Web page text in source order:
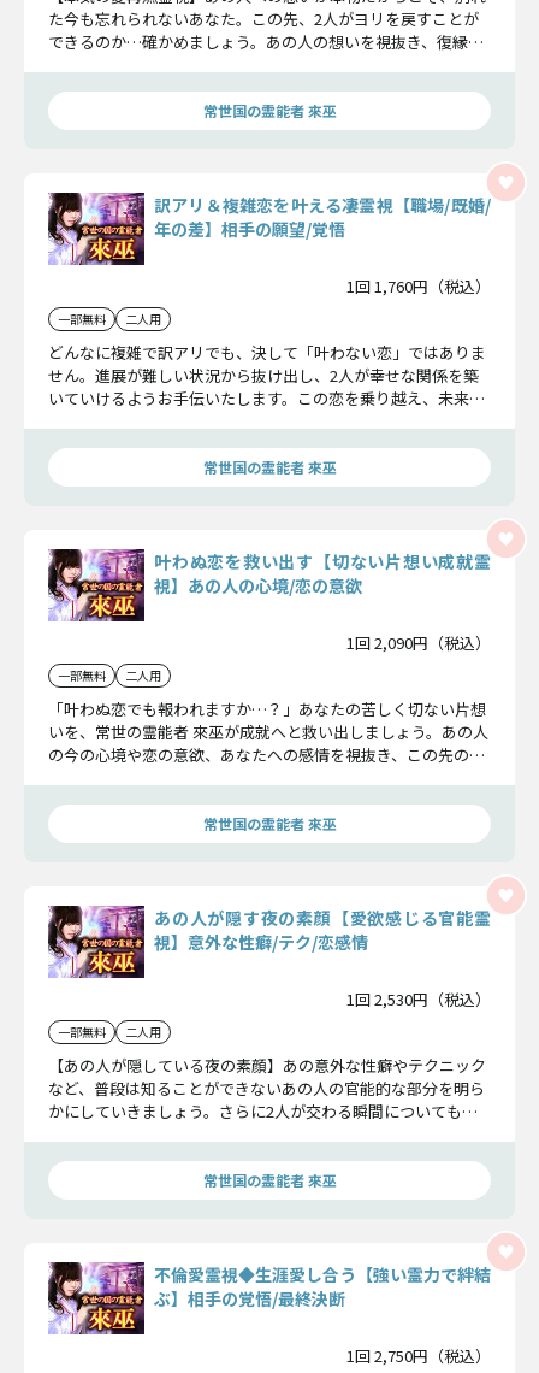
た今も忘れられないあなた。この先、2人がヨリを戻すことが
できるのか…確かめましょう。あの人の想いを視抜き、復縁で
常世国の霊能者 來巫
訳アリ＆複雑恋を叶える凄霊視【職場/既婚/
年の差】相手の願望/覚悟
1回 1,760円（税込）
一部無料 二人用
どんなに複雑で訳アリでも、決して「叶わない恋」ではありま
せん。進展が難しい状況から抜け出し、2人が幸せな関係を築
いていけるようお手伝いたします。この恋を乗り越え、未来を
常世国の霊能者 來巫
叶わぬ恋を救い出す【切ない片想い成就霊
視】あの人の心境/恋の意欲
1回 2,090円（税込）
一部無料 二人用
「叶わぬ恋でも報われますか…？」あなたの苦しく切ない片想
いを、常世の霊能者 來巫が成就へと救い出しましょう。あの人
の今の心境や恋の意欲、あなたへの感情を視抜き、この先の結
常世国の霊能者 來巫
あの人が隠す夜の素顔【愛欲感じる官能霊
視】意外な性癖/テク/恋感情
1回 2,530円（税込）
一部無料 二人用
【あの人が隠している夜の素顔】あの意外な性癖やテクニック
など、普段は知ることができないあの人の官能的な部分を明ら
かにしていきましょう。さらに2人が交わる瞬間についても赤
常世国の霊能者 來巫
不倫愛霊視◆生涯愛し合う【強い霊力で絆結
ぶ】相手の覚悟/最終決断
1回 2,750円（税込）